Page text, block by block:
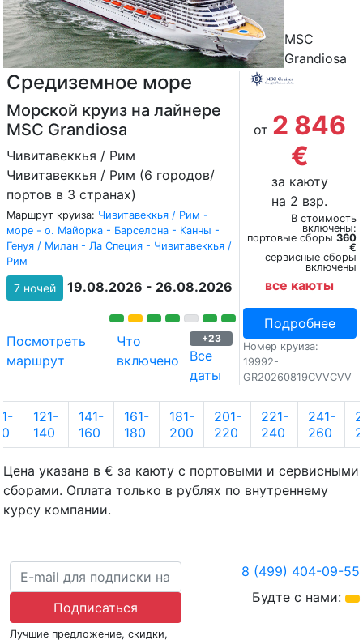
MSC
Grandiosa
Средиземное море
Морской круиз на лайнере
MSC Grandiosa
Чивитавеккья / Рим
Чивитавеккья / Рим (6 городов/
портов в 3 странах)
Маршрут круиза: Чивитавеккья / Рим -
море - о. Майорка - Барселона - Канны -
Генуя / Милан - Ла Специя - Чивитавеккья /
Рим
7 ночей 19.08.2026 - 26.08.2026
Посмотреть
маршрут
Что
включено
+23
Все
даты
от 2 846
€
за каюту
на 2 взр.
В стоимость
включены:
портовые сборы 360
€
сервисные сборы
включены
все каюты
Подробнее
Номер круиза:
19992-
GR20260819CVVCVV
121-
140
141-
160
161-
180
181-
200
201-
220
221-
240
241-
260
Цена указана в € за каюту с портовыми и сервисными
сборами. Оплата только в рублях по внутреннему
курсу компании.
Подписаться
Лучшие предложение, скидки,
8 (499) 404-09-55
Будте с нами: